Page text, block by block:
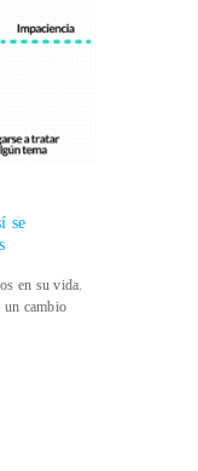
se
en su vida.
cambio